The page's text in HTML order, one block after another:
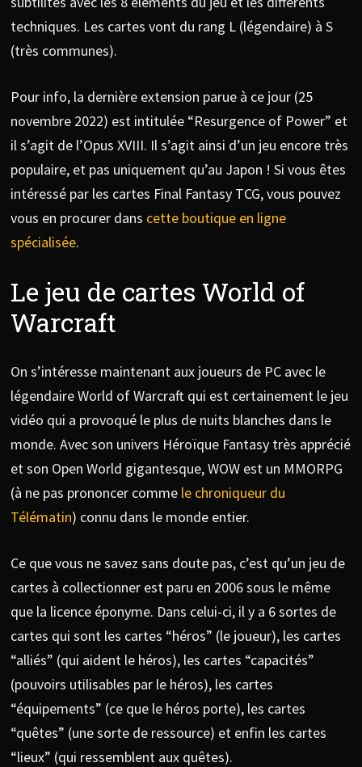
techniques. Les cartes vont du rang L (légendaire) à S
(très communes).
Pour info, la dernière extension parue à ce jour (25
novembre 2022) est intitulée “Resurgence of Power” et
il s’agit de l’Opus XVIII. Il s’agit ainsi d’un jeu encore très
populaire, et pas uniquement qu’au Japon ! Si vous êtes
intéressé par les cartes Final Fantasy TCG, vous pouvez
vous en procurer dans cette boutique en ligne
spécialisée.
Le jeu de cartes World of
Warcraft
On s’intéresse maintenant aux joueurs de PC avec le
légendaire World of Warcraft qui est certainement le jeu
vidéo qui a provoqué le plus de nuits blanches dans le
monde. Avec son univers Héroïque Fantasy très apprécié
et son Open World gigantesque, WOW est un MMORPG
(à ne pas prononcer comme le chroniqueur du
Télématin) connu dans le monde entier.
Ce que vous ne savez sans doute pas, c’est qu’un jeu de
cartes à collectionner est paru en 2006 sous le même
que la licence éponyme. Dans celui-ci, il y a 6 sortes de
cartes qui sont les cartes “héros” (le joueur), les cartes
“alliés” (qui aident le héros), les cartes “capacités”
(pouvoirs utilisables par le héros), les cartes
“équipements” (ce que le héros porte), les cartes
“quêtes” (une sorte de ressource) et enfin les cartes
“lieux” (qui ressemblent aux quêtes).